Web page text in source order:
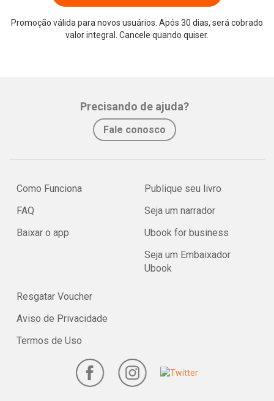
Promoção válida para novos usuários. Após 30 dias, será cobrado
valor integral. Cancele quando quiser.
Precisando de ajuda?
Fale conosco
Como Funciona
FAQ
Baixar o app
Publique seu livro
Seja um narrador
Ubook for business
Seja um Embaixador
Ubook
Resgatar Voucher
Aviso de Privacidade
Termos de Uso